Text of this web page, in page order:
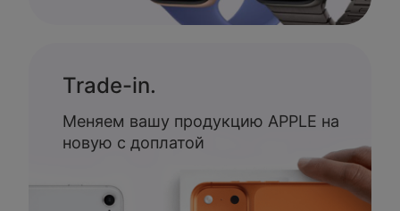
Trade-in.
Меняем вашу продукцию APPLE на
новую с доплатой